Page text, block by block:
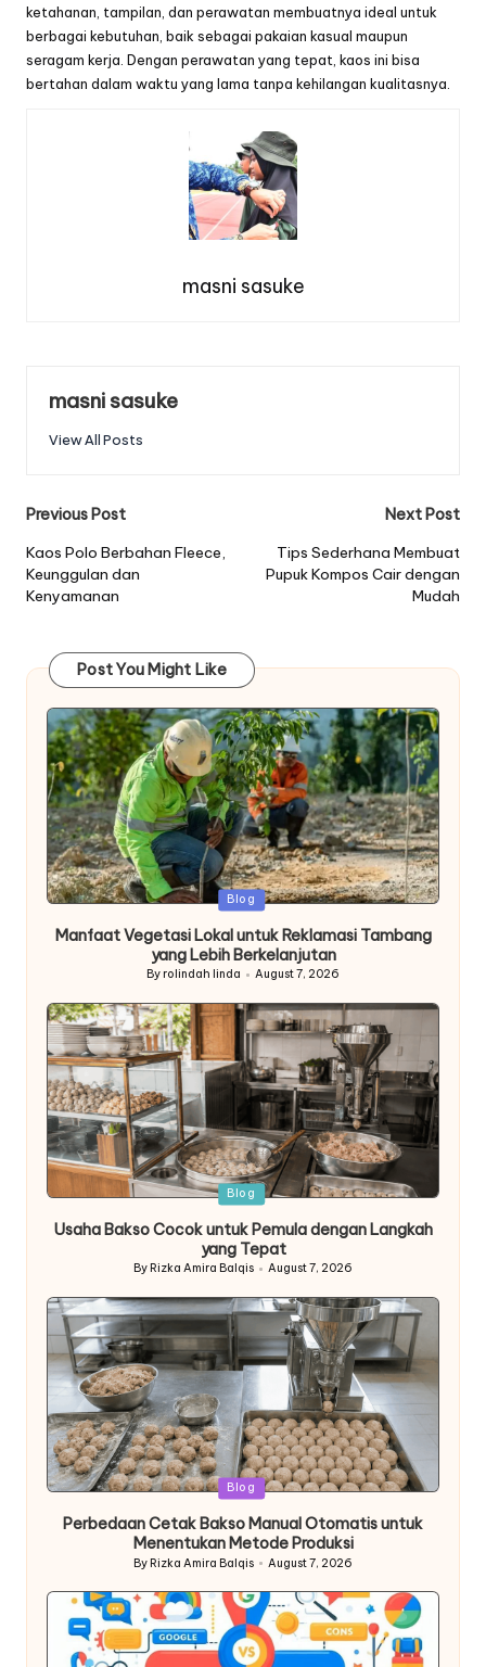
ketahanan, tampilan, dan perawatan membuatnya ideal untuk
berbagai kebutuhan, baik sebagai pakaian kasual maupun
seragam kerja. Dengan perawatan yang tepat, kaos ini bisa
bertahan dalam waktu yang lama tanpa kehilangan kualitasnya.
masni sasuke
masni sasuke
View All Posts
Post
navigation
Previous Post
Kaos Polo Berbahan Fleece,
Keunggulan dan
Kenyamanan
Next Post
Tips Sederhana Membuat
Pupuk Kompos Cair dengan
Mudah
Post You Might Like
Posted
Blog
Manfaat Vegetasi Lokal untuk Reklamasi Tambang
yang Lebih Berkelanjutan
Posted
By rolindah linda August 7, 2026
Posted
Blog
Usaha Bakso Cocok untuk Pemula dengan Langkah
yang Tepat
Posted
By Rizka Amira Balqis August 7, 2026
Posted
Blog
Perbedaan Cetak Bakso Manual Otomatis untuk
Menentukan Metode Produksi
Posted
By Rizka Amira Balqis August 7, 2026